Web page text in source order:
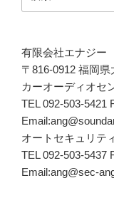
索:
有限会社エナジー
〒816-0912 福岡
カーオーディオ
TEL 092-503-5421
オートセキュリテ
TEL 092-503-5437
Email:ang@sec-